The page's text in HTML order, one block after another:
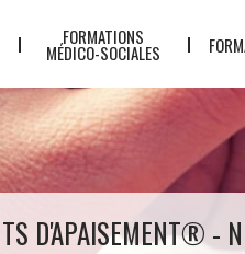
FORMATIONS
MÉDICO-SOCIALES
D'APAISEMENT®